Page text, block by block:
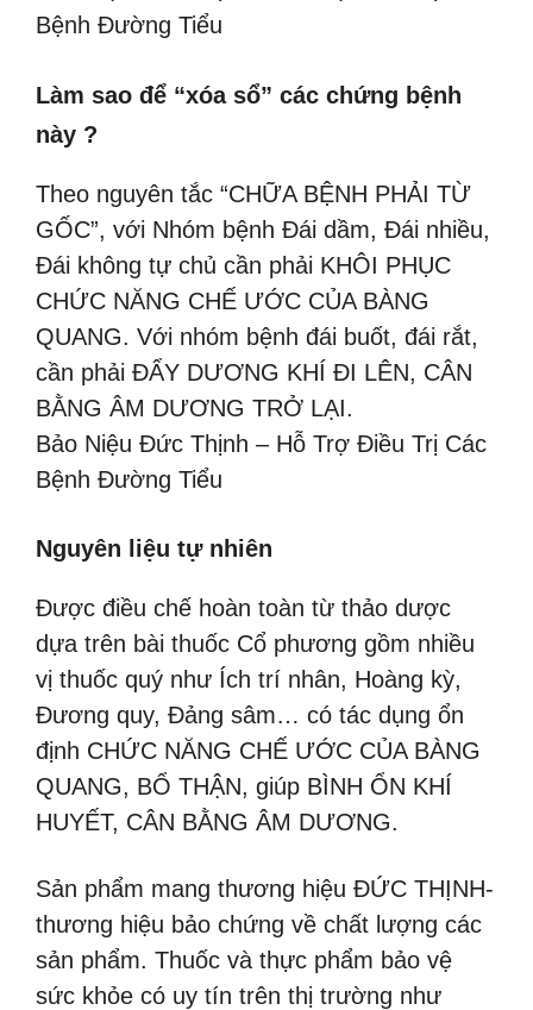
Bệnh Đường Tiểu
Làm sao để “xóa sổ” các chứng bệnh
này ?
Theo nguyên tắc “CHỮA BỆNH PHẢI TỪ
GỐC”, với Nhóm bệnh Đái dầm, Đái nhiều,
Đái không tự chủ cần phải KHÔI PHỤC
CHỨC NĂNG CHẾ ƯỚC CỦA BÀNG
QUANG. Với nhóm bệnh đái buốt, đái rắt,
cần phải ĐẨY DƯƠNG KHÍ ĐI LÊN, CÂN
BẰNG ÂM DƯƠNG TRỞ LẠI.
Bảo Niệu Đức Thịnh – Hỗ Trợ Điều Trị Các
Bệnh Đường Tiểu
Nguyên liệu tự nhiên
Được điều chế hoàn toàn từ thảo dược
dựa trên bài thuốc Cổ phương gồm nhiều
vị thuốc quý như Ích trí nhân, Hoàng kỳ,
Đương quy, Đảng sâm… có tác dụng ổn
định CHỨC NĂNG CHẾ ƯỚC CỦA BÀNG
QUANG, BỔ THẬN, giúp BÌNH ỔN KHÍ
HUYẾT, CÂN BẰNG ÂM DƯƠNG.
Sản phẩm mang thương hiệu ĐỨC THỊNH-
thương hiệu bảo chứng về chất lượng các
sản phẩm. Thuốc và thực phẩm bảo vệ
sức khỏe có uy tín trên thị trường như